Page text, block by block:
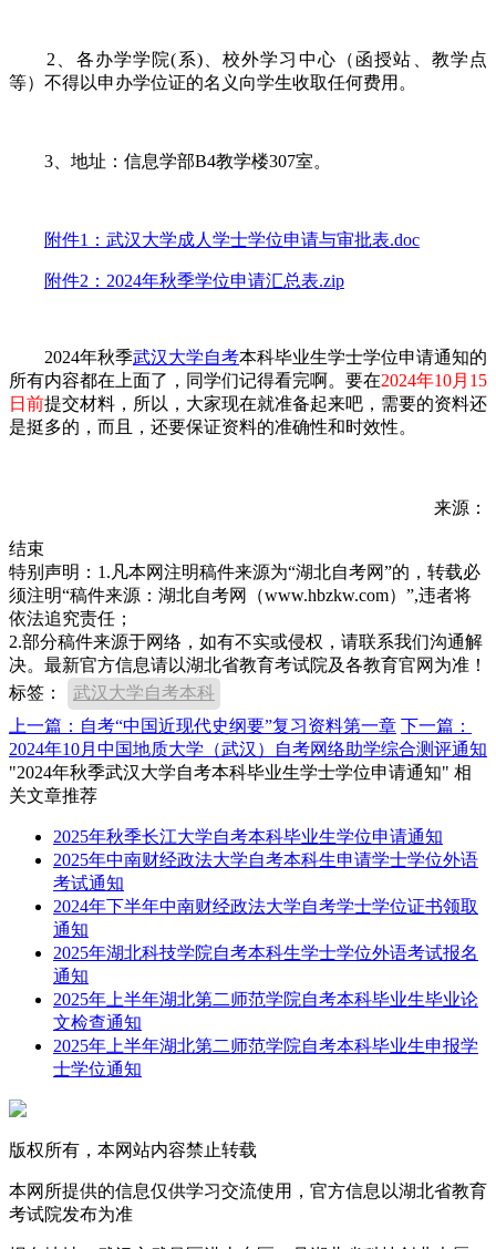
2、各办学学院(系)、校外学习中心（函授站、教学点
等）不得以申办学位证的名义向学生收取任何费用。
3、地址：信息学部B4教学楼307室。
附件1：武汉大学成人学士学位申请与审批表.doc
附件2：2024年秋季学位申请汇总表.zip
2024年秋季武汉大学自考本科毕业生学士学位申请通知的
所有内容都在上面了，同学们记得看完啊。要在2024年10月15
日前提交材料，所以，大家现在就准备起来吧，需要的资料还
是挺多的，而且，还要保证资料的准确性和时效性。
来源：
结束
特别声明：1.凡本网注明稿件来源为“湖北自考网”的，转载必
须注明“稿件来源：湖北自考网（www.hbzkw.com）”,违者将
依法追究责任；
2.部分稿件来源于网络，如有不实或侵权，请联系我们沟通解
决。最新官方信息请以湖北省教育考试院及各教育官网为准！
标签：
武汉大学自考本科
上一篇：自考“中国近现代史纲要”复习资料第一章 下一篇：
2024年10月中国地质大学（武汉）自考网络助学综合测评通知
"2024年秋季武汉大学自考本科毕业生学士学位申请通知" 相
关文章推荐
2025年秋季长江大学自考本科毕业生学位申请通知
2025年中南财经政法大学自考本科生申请学士学位外语
考试通知
2024年下半年中南财经政法大学自考学士学位证书领取
通知
2025年湖北科技学院自考本科生学士学位外语考试报名
通知
2025年上半年湖北第二师范学院自考本科毕业生毕业论
文检查通知
2025年上半年湖北第二师范学院自考本科毕业生申报学
士学位通知
版权所有，本网站内容禁止转载
本网所提供的信息仅供学习交流使用，官方信息以湖北省教育
考试院发布为准